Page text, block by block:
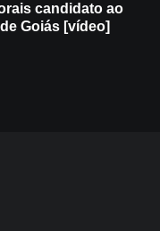
candidato ao
Goiás [vídeo]